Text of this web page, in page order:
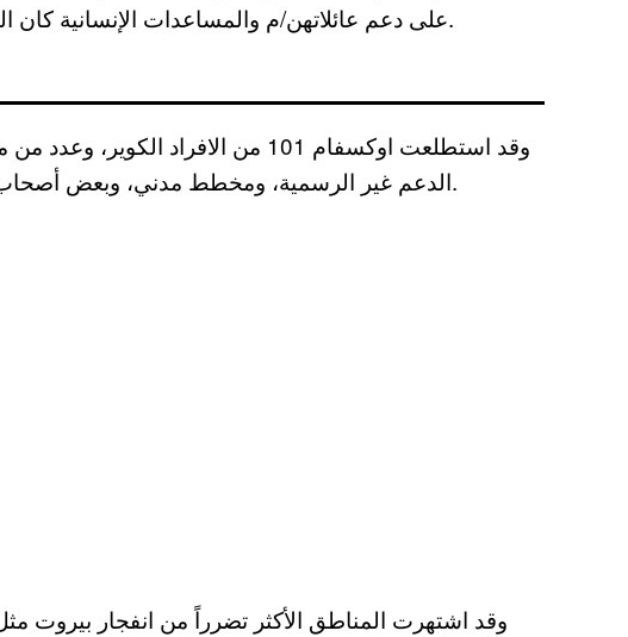
على دعم عائلاتهن/م والمساعدات الإنسانية كان الوسيلة الوحيدة لتأمين احتياجاتهن/م الأساسية.
وقد استطلعت اوكسفام 101 من
الدعم غير الرسمية، ومخطط مدني، وبعض أصحاب المؤسسات التجارية في المناطق المتضررة.
وقد اشتهرت المناطق الأكثر تضرراً من انفجار بيروت